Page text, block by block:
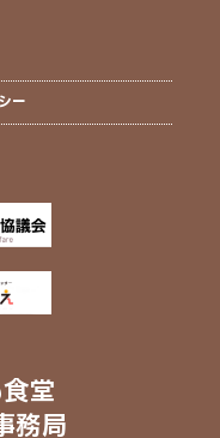
ー
堂
務局